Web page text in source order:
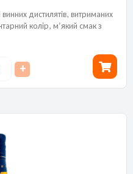
дистилятів, витриманих
колір, м’який смак з
+